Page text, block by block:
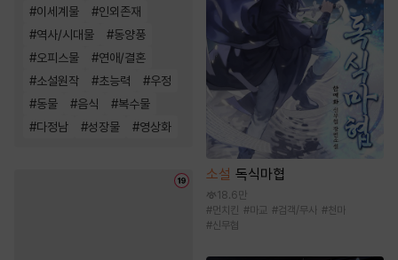
#이세계물 #인외존재
#역사/시대물 #동양풍
#오피스물 #연애/결혼
#소설원작 #초능력 #우정
#동물 #음식 #복수물
#다정남 #성장물 #영상화
소설 독식마협
18.6만
#먼치킨 #마교 #검객/무사 #천마
#신무협